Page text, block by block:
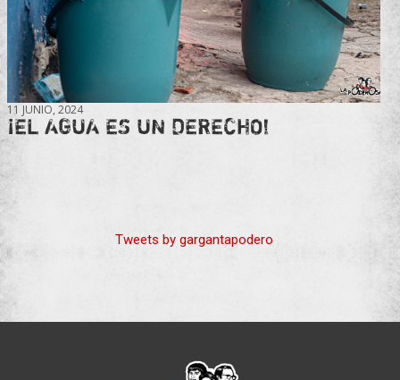
11 JUNIO, 2024
¡EL AGUA ES UN DERECHO!
Tweets by gargantapodero